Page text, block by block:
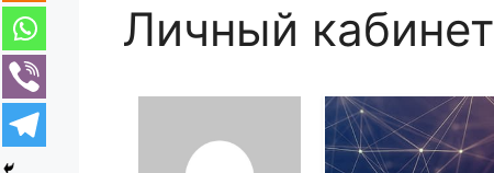
Личный кабинет